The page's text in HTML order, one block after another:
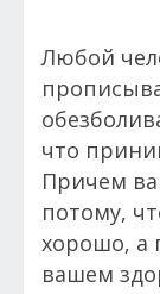
Любой
что
Причем
потому,
хорошо, а
вашем